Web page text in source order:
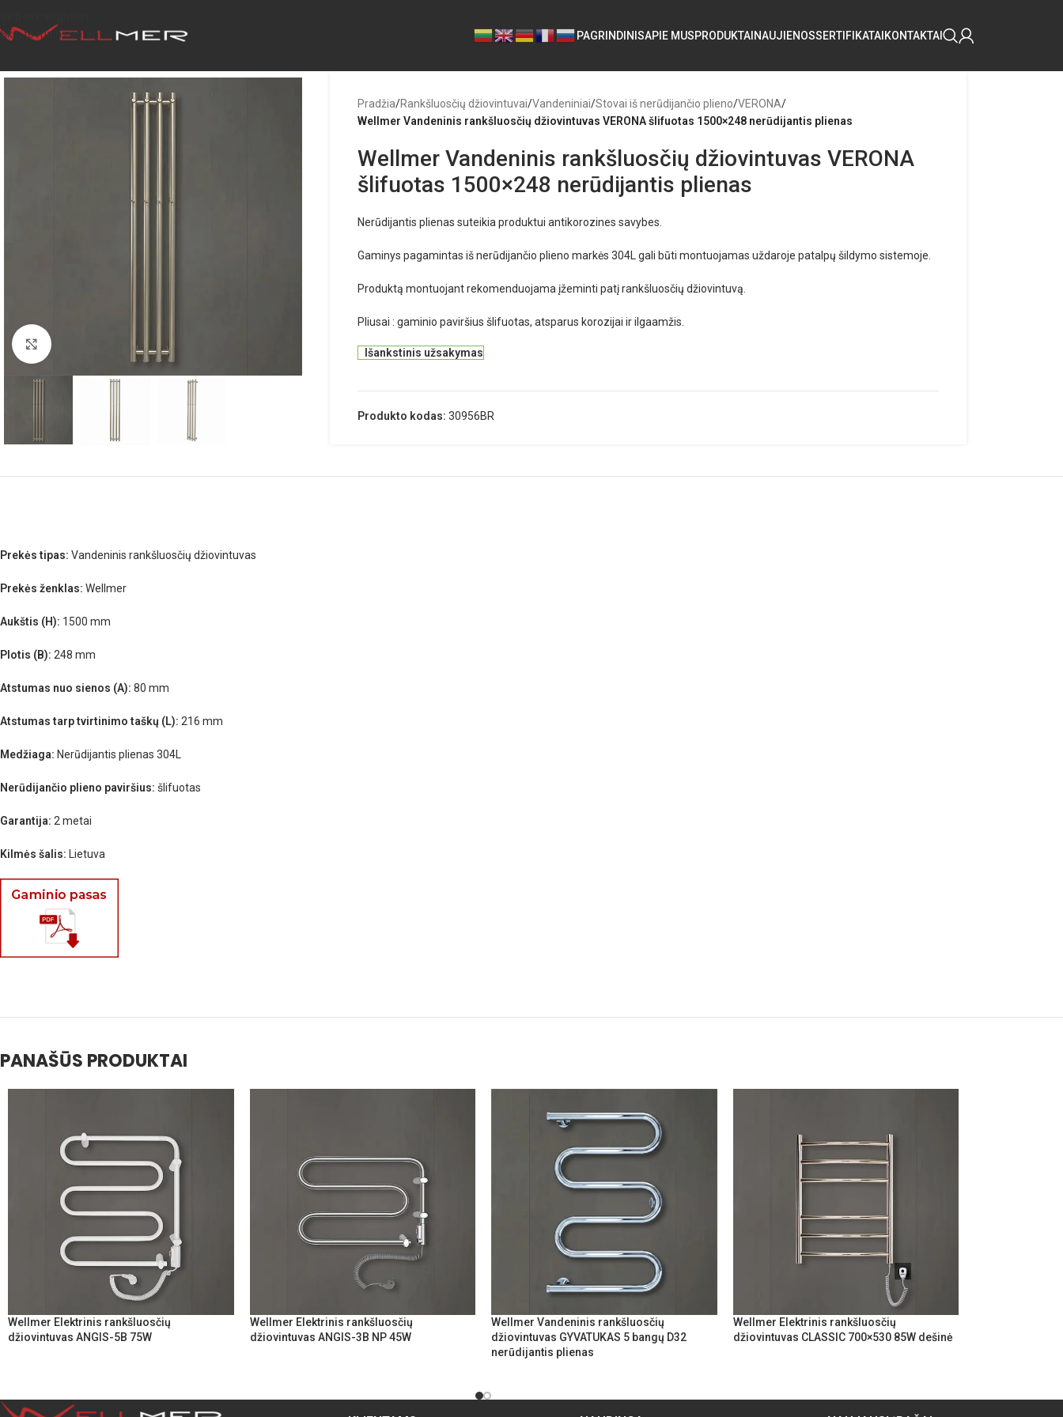
Skip to main content
PAGRINDINISAPIE MUSPRODUKTAINAUJIENOSSERTIFIKATAIKONTAKTAI
Pradžia/Rankšluosčių džiovintuvai/Vandeniniai/Stovai iš nerūdijančio plieno/VERONA/
Wellmer Vandeninis rankšluosčių džiovintuvas VERONA šlifuotas 1500×248 nerūdijantis plienas
Wellmer Vandeninis rankšluosčių džiovintuvas VERONA
šlifuotas 1500×248 nerūdijantis plienas
Nerūdijantis plienas suteikia produktui antikorozines savybes.
Gaminys pagamintas iš nerūdijančio plieno markės 304L gali būti montuojamas uždaroje patalpų šildymo sistemoje.
Produktą montuojant rekomenduojama įžeminti patį rankšluosčių džiovintuvą.
Pliusai : gaminio paviršius šlifuotas, atsparus korozijai ir ilgaamžis.
Išankstinis užsakymas
Produkto kodas:30956BR
Prekės tipas: Vandeninis rankšluosčių džiovintuvas
Prekės ženklas: Wellmer
Aukštis (H): 1500 mm
Plotis (B): 248 mm
Atstumas nuo sienos (A): 80 mm
Atstumas tarp tvirtinimo taškų (L): 216 mm
Medžiaga: Nerūdijantis plienas 304L
Nerūdijančio plieno paviršius: šlifuotas
Garantija: 2 metai
Kilmės šalis: Lietuva
PANAŠŪS PRODUKTAI
Wellmer Elektrinis rankšluosčių
džiovintuvas ANGIS-5B 75W
Wellmer Elektrinis rankšluosčių
džiovintuvas ANGIS-3B NP 45W
Wellmer Vandeninis rankšluosčių
džiovintuvas GYVATUKAS 5 bangų D32
nerūdijantis plienas
Wellmer Elektrinis rankšluosčių
džiovintuvas CLASSIC 700×530 85W dešinė